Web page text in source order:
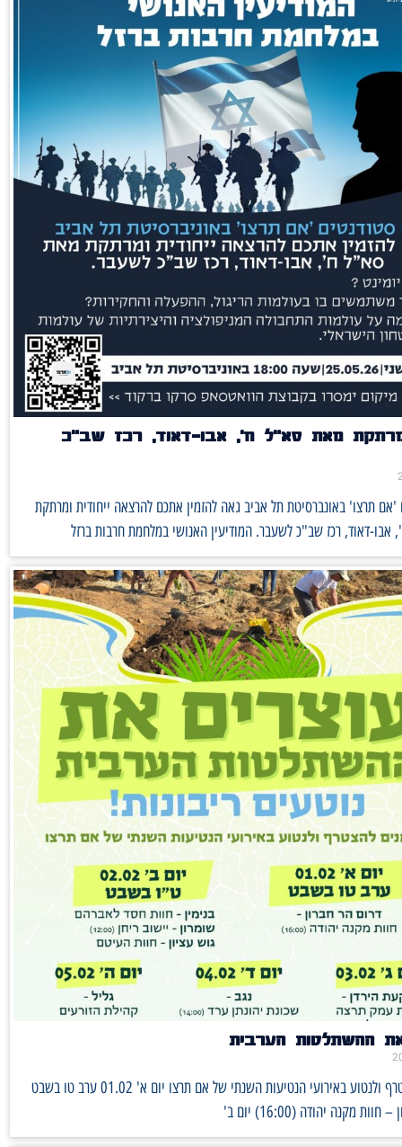
מאת סא"ל ח', אבו-דאוד, רכז שב"כ
'אם תרצו' באונברסיטת תל אביב גאה להזמין אתכם להרצאה ייחודית ומרתקת
דאוד, רכז שב"כ לשעבר. המודיעין האנושי במלחמת חרבות ברזל
ההשתלטות הערבית
מוזמנים להצטרף ולנטוע באירועי הנטיעות השנתי של אם תרצו יום א' 01.02 ערב טו בשבט
מקנה יהודה (16:00) יום ב'